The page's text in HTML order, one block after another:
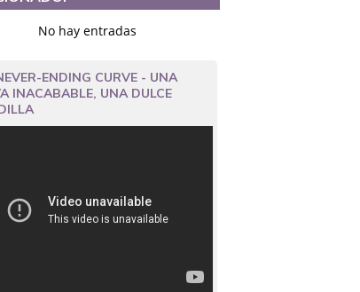
No hay entradas
ENDING CURVE - UNA
INACABABLE, UNA DULCE